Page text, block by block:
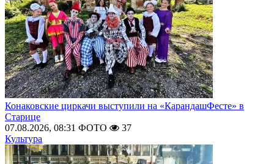
Конаковские циркачи выступили на «КарандашФесте» в
Старице
07.08.2026, 08:31 ФОТО
37
Культура